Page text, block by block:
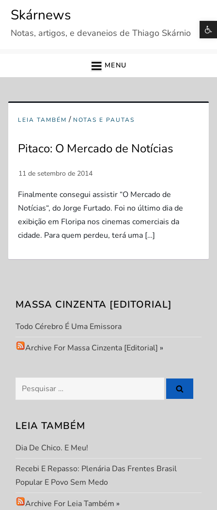
content
Skárnews
Notas, artigos, e devaneios de Thiago Skárnio
MENU
LEIA TAMBÉM / NOTAS E PAUTAS
Pitaco: O Mercado de Notícias
Finalmente consegui assistir “O Mercado de
Notícias“, do Jorge Furtado. Foi no último dia de
exibição em Floripa nos cinemas comerciais da
cidade. Para quem perdeu, terá uma […]
MASSA CINZENTA [EDITORIAL]
Todo Cérebro É Uma Emissora
Archive For Massa Cinzenta [Editorial] »
Pesquisar
por:
LEIA TAMBÉM
Dia De Chico. E Meu!
Recebi E Repasso: Plenária Das Frentes Brasil
Popular E Povo Sem Medo
Archive For Leia Também »